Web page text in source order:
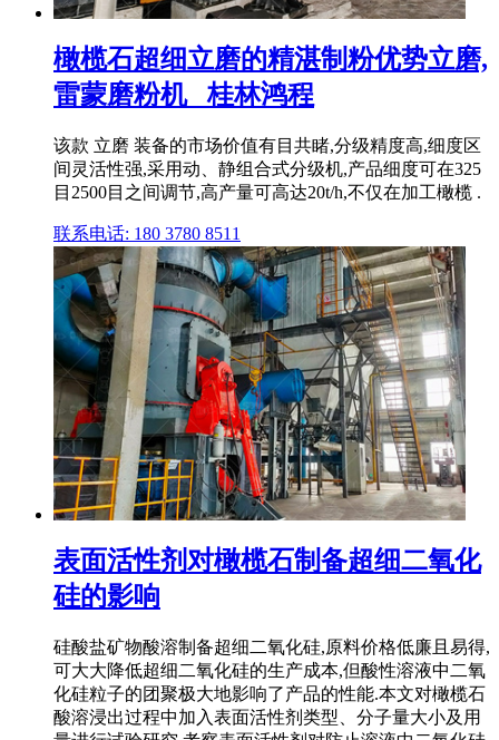
橄榄石超细立磨的精湛制粉优势立磨,
雷蒙磨粉机 _桂林鸿程
该款 立磨 装备的市场价值有目共睹,分级精度高,细度区
间灵活性强,采用动、静组合式分级机,产品细度可在325
目2500目之间调节,高产量可高达20t/h,不仅在加工橄榄 .
联系电话: 180 3780 8511
表面活性剂对橄榄石制备超细二氧化
硅的影响
硅酸盐矿物酸溶制备超细二氧化硅,原料价格低廉且易得,
可大大降低超细二氧化硅的生产成本,但酸性溶液中二氧
化硅粒子的团聚极大地影响了产品的性能.本文对橄榄石
酸溶浸出过程中加入表面活性剂类型、分子量大小及用